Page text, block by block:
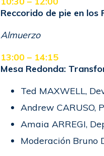
Reccorido de pie en los
Almuerzo
13:00 – 14:15
Mesa Redonda:
Ted MAXWELL,
Andrew CARUSO,
Amaia ARREGI,
Moderación Bruno